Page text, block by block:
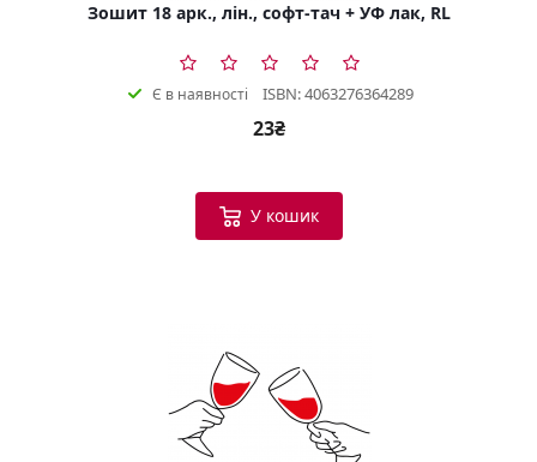
Зошит 18 арк., лін., софт-тач + УФ лак, RL
Є в наявності ISBN: 4063276364289
23₴
У кошик